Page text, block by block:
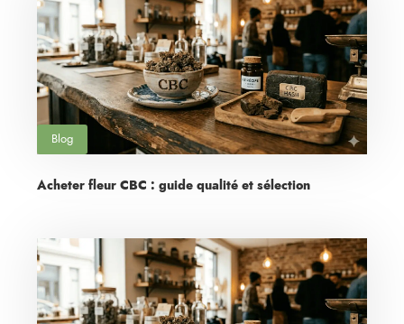
Blog
Acheter fleur CBC : guide qualité et sélection